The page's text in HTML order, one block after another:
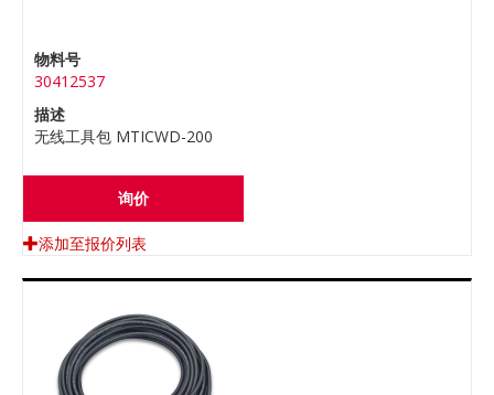
物料号
30412537
描述
无线工具包 MTICWD-200
询价
添加至报价列表